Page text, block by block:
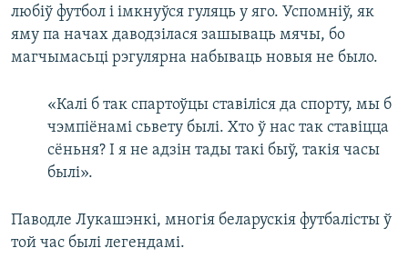
любіў футбол і імкнуўся гуляць у яго. Успомніў, як
яму па начах даводзілася зашываць мячы, бо
магчымасьці рэгулярна набываць новыя не было.
«Калі б так спартоўцы ставіліся да спорту, мы б
чэмпіёнамі сьвету былі. Хто ў нас так ставіцца
сёньня? І я не адзін тады такі быў, такія часы
былі».
Паводле Лукашэнкі, многія беларускія футбалісты ў
той час былі легендамі.